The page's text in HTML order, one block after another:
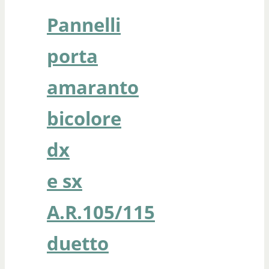
Pannelli
porta
amaranto
bicolore
dx
e sx
A.R.105/115
duetto